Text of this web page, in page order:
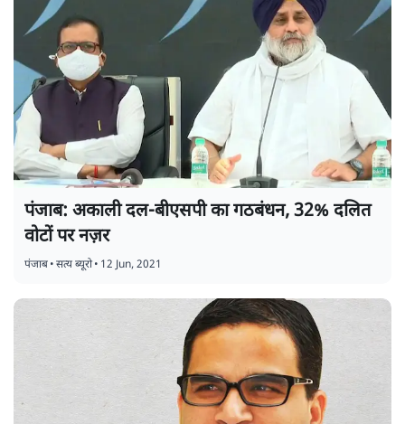
पंजाब: अकाली दल-बीएसपी का गठबंधन, 32% दलित
वोटों पर नज़र
पंजाब•सत्य ब्यूरो• 12 Jun, 2021